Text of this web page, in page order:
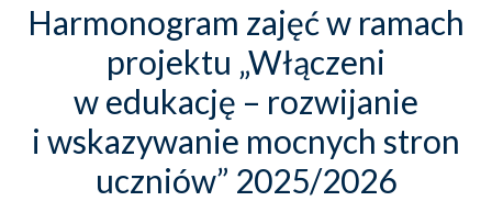
Harmonogram zajęć w ramach
projektu „Włączeni
w edukację – rozwijanie
i wskazywanie mocnych stron
uczniów” 2025/2026